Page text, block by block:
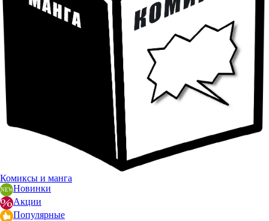
Комиксы и манга
Новинки
Акции
Популярные